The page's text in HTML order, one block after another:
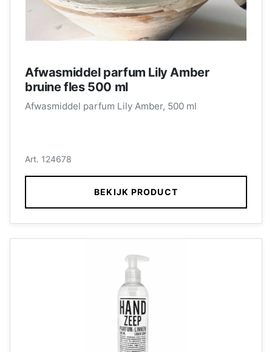
Afwasmiddel parfum Lily Amber
bruine fles 500 ml
Afwasmiddel parfum Lily Amber, 500 ml
Art. 124678
BEKIJK PRODUCT